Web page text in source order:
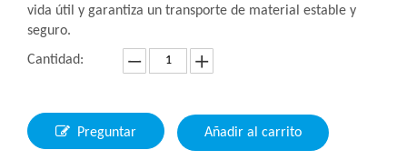
vida útil y garantiza un transporte de material estable y
seguro.
Cantidad:
Preguntar Añadir al carrito